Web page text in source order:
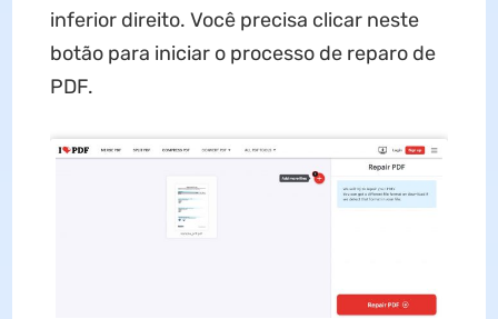
inferior direito. Você precisa clicar neste
botão para iniciar o processo de reparo de
PDF.